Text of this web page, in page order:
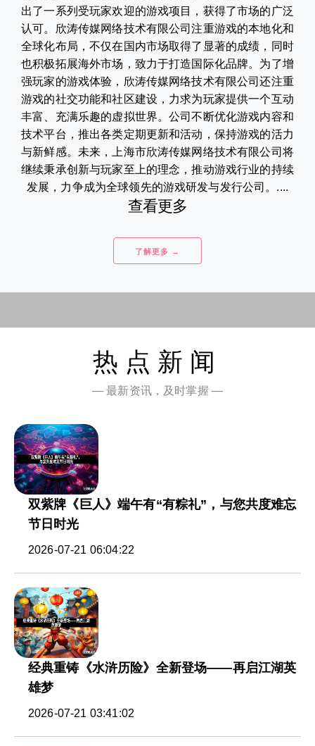
出了一系列受玩家欢迎的游戏项目，获得了市场的广泛
认可。欣涛传媒网络技术有限公司注重游戏的本地化和
全球化布局，不仅在国内市场取得了显著的成绩，同时
也积极拓展海外市场，致力于打造国际化品牌。为了增
强玩家的游戏体验，欣涛传媒网络技术有限公司还注重
游戏的社交功能和社区建设，力求为玩家提供一个互动
丰富、充满乐趣的虚拟世界。公司不断优化游戏内容和
技术平台，推出各类定期更新和活动，保持游戏的活力
与新鲜感。未来，上海市欣涛传媒网络技术有限公司将
继续秉承创新与玩家至上的理念，推动游戏行业的持续
发展，力争成为全球领先的游戏研发与发行公司。....
查看更多
了解更多 →
热点新闻
— 最新资讯，及时掌握 —
双紫牌《巨人》端午有“有粽礼”，与您共度难忘
节日时光
2026-07-21 06:04:22
经典重铸《水浒历险》全新登场——再启江湖英
雄梦
2026-07-21 03:41:02